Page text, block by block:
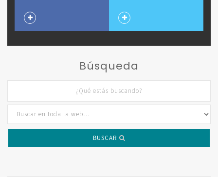
Búsqueda
BUSCAR